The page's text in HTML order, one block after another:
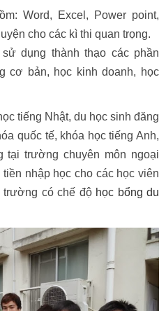
Excel, Power point,
cho các kì thi quan trọng.
dụng thành thạo các phần
cơ bản, học kinh doanh, học
tiếng Nhật, du học sinh đăng
quốc tế, khóa học tiếng Anh,
tại trường chuyên môn ngoại
nhập học cho các học viên
trường có chế độ học bổng du